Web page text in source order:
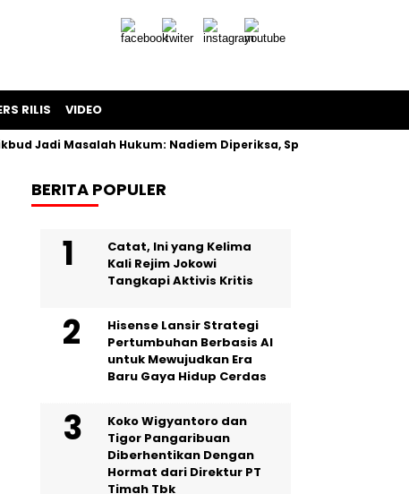
RILIS VIDEO
Jadi Masalah Hukum: Nadiem Diperiksa, Spesifikasi Laptop
BERITA POPULER
Catat, Ini yang Kelima
Kali Rejim Jokowi
Tangkapi Aktivis Kritis
Hisense Lansir Strategi
Pertumbuhan Berbasis AI
untuk Mewujudkan Era
Baru Gaya Hidup Cerdas
Koko Wigyantoro dan
Tigor Pangaribuan
Diberhentikan Dengan
Hormat dari Direktur PT
Timah Tbk